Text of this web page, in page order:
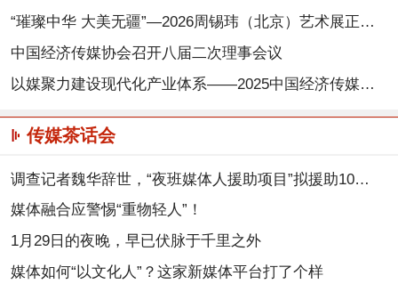
“璀璨中华 大美无疆”—2026周锡玮（北京）艺术展正式启幕，以笔墨丹青搭建两岸文化交流之桥
中国经济传媒协会召开八届二次理事会议
以媒聚力建设现代化产业体系——2025中国经济传媒大会在京举行
传媒茶话会
调查记者魏华辞世，“夜班媒体人援助项目”拟援助10万元
媒体融合应警惕“重物轻人”！
1月29日的夜晚，早已伏脉于千里之外
媒体如何“以文化人”？这家新媒体平台打了个样